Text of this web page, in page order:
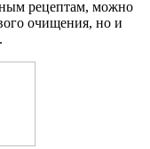
рецептам, можно
очищения, но и